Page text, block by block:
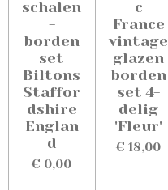
schalen
-
borden
set
Biltons
Staffor
dshire
Englan
d
€ 0,00
c
France
vintage
glazen
borden
set 4-
delig
'Fleur'
€ 18,00